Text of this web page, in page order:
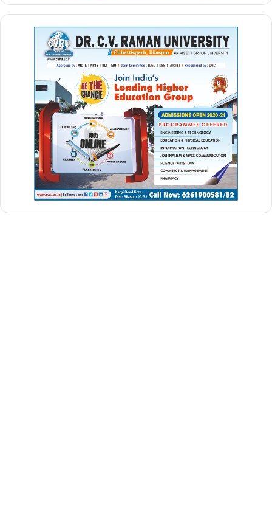
lal quila car blast
lal quila metro station bomb blast
politics raipur बुलंद छत्तीसगढ़